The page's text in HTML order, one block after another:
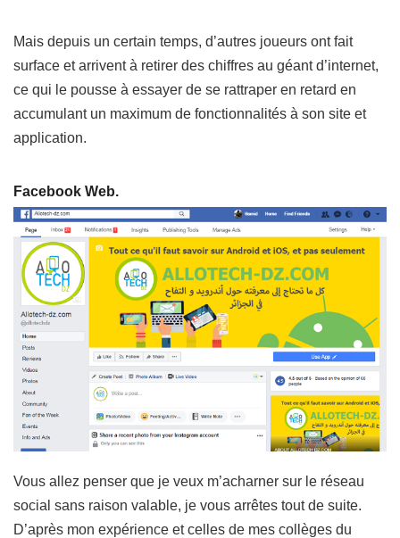
Mais depuis un certain temps, d’autres joueurs ont fait
surface et arrivent à retirer des chiffres au géant d’internet,
ce qui le pousse à essayer de se rattraper en retard en
accumulant un maximum de fonctionnalités à son site et
application.
Facebook Web.
Vous allez penser que je veux m’acharner sur le réseau
social sans raison valable, je vous arrêtes tout de suite.
D’après mon expérience et celles de mes collèges du